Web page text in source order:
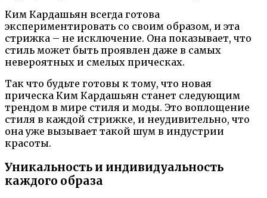
Ким Кардашьян всегда готова
экспериментировать со своим образом, и эта
стрижка – не исключение. Она показывает, что
стиль может быть проявлен даже в самых
невероятных и смелых прическах.
Так что будьте готовы к тому, что новая
прическа Ким Кардашьян станет следующим
трендом в мире стиля и моды. Это воплощение
стиля в каждой стрижке, и неудивительно, что
она уже вызывает такой шум в индустрии
красоты.
Уникальность и индивидуальность
каждого образа